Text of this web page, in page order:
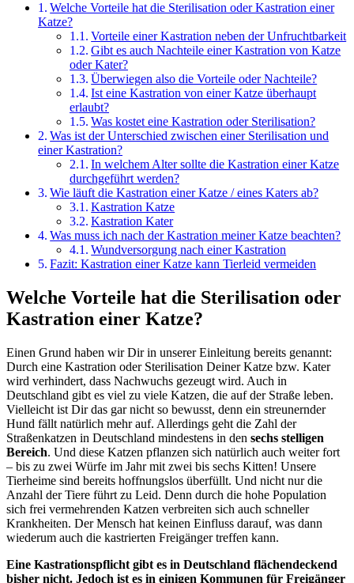
Welche Vorteile hat die Sterilisation oder Kastration einer
Katze?
Vorteile einer Kastration neben der Unfruchtbarkeit
Gibt es auch Nachteile einer Kastration von Katze
oder Kater?
Überwiegen also die Vorteile oder Nachteile?
Ist eine Kastration von einer Katze überhaupt
erlaubt?
Was kostet eine Kastration oder Sterilisation?
Was ist der Unterschied zwischen einer Sterilisation und
einer Kastration?
In welchem Alter sollte die Kastration einer Katze
durchgeführt werden?
Wie läuft die Kastration einer Katze / eines Katers ab?
Kastration Katze
Kastration Kater
Was muss ich nach der Kastration meiner Katze beachten?
Wundversorgung nach einer Kastration
Fazit: Kastration einer Katze kann Tierleid vermeiden
Welche Vorteile hat die Sterilisation oder
Kastration einer Katze?
Einen Grund haben wir Dir in unserer Einleitung bereits genannt:
Durch eine Kastration oder Sterilisation Deiner Katze bzw. Kater
wird verhindert, dass Nachwuchs gezeugt wird. Auch in
Deutschland gibt es viel zu viele Katzen, die auf der Straße leben.
Vielleicht ist Dir das gar nicht so bewusst, denn ein streunernder
Hund fällt natürlich mehr auf. Allerdings geht die Zahl der
Straßenkatzen in Deutschland mindestens in den sechs stelligen
Bereich. Und diese Katzen pflanzen sich natürlich auch weiter fort
– bis zu zwei Würfe im Jahr mit zwei bis sechs Kitten! Unsere
Tierheime sind bereits hoffnungslos überfüllt. Und nicht nur die
Anzahl der Tiere führt zu Leid. Denn durch die hohe Population
sich frei vermehrenden Katzen verbreiten sich auch schneller
Krankheiten. Der Mensch hat keinen Einfluss darauf, was dann
wiederum auch die kastrierten Freigänger treffen kann.
Eine Kastrationspflicht gibt es in Deutschland flächendeckend
bisher nicht. Jedoch ist es in einigen Kommunen für Freigänger